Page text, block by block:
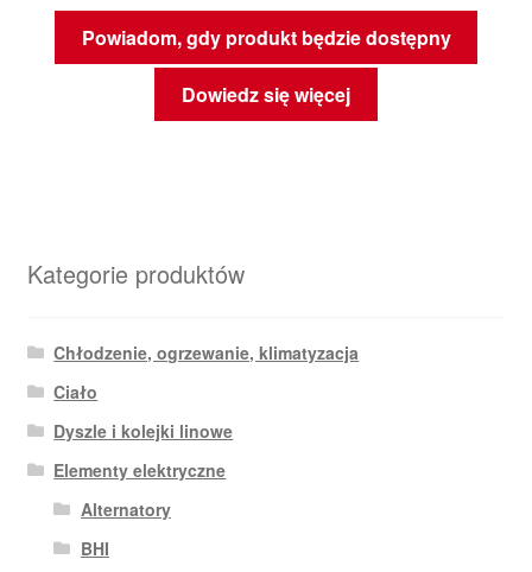
Powiadom, gdy produkt będzie dostępny
Dowiedz się więcej
Kategorie produktów
Chłodzenie, ogrzewanie, klimatyzacja
Ciało
Dyszle i kolejki linowe
Elementy elektryczne
Alternatory
BHI